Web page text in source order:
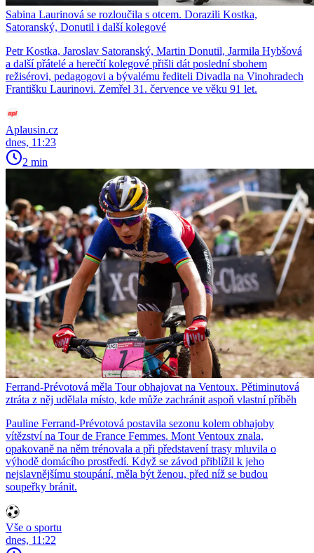
Sabina Laurinová se rozloučila s otcem. Dorazili Kostka,
Satoranský, Donutil i další kolegové
Petr Kostka, Jaroslav Satoranský, Martin Donutil, Jarmila Hybšová
a další přátelé a herečtí kolegové přišli dát poslední sbohem
režisérovi, pedagogovi a bývalému řediteli Divadla na Vinohradech
Františku Laurinovi. Zemřel 31. července ve věku 91 let.
Aplausin.cz
dnes, 11:23
2 min
Ferrand-Prévotová měla Tour obhajovat na Ventoux. Pětiminutová
ztráta z něj udělala místo, kde může zachránit aspoň vlastní příběh
Pauline Ferrand-Prévotová postavila sezonu kolem obhajoby
vítězství na Tour de France Femmes. Mont Ventoux znala,
opakovaně na něm trénovala a při představení trasy mluvila o
výhodě domácího prostředí. Když se závod přiblížil k jeho
nejslavnějšímu stoupání, měla být ženou, před níž se budou
soupeřky bránit.
Vše o sportu
dnes, 11:22